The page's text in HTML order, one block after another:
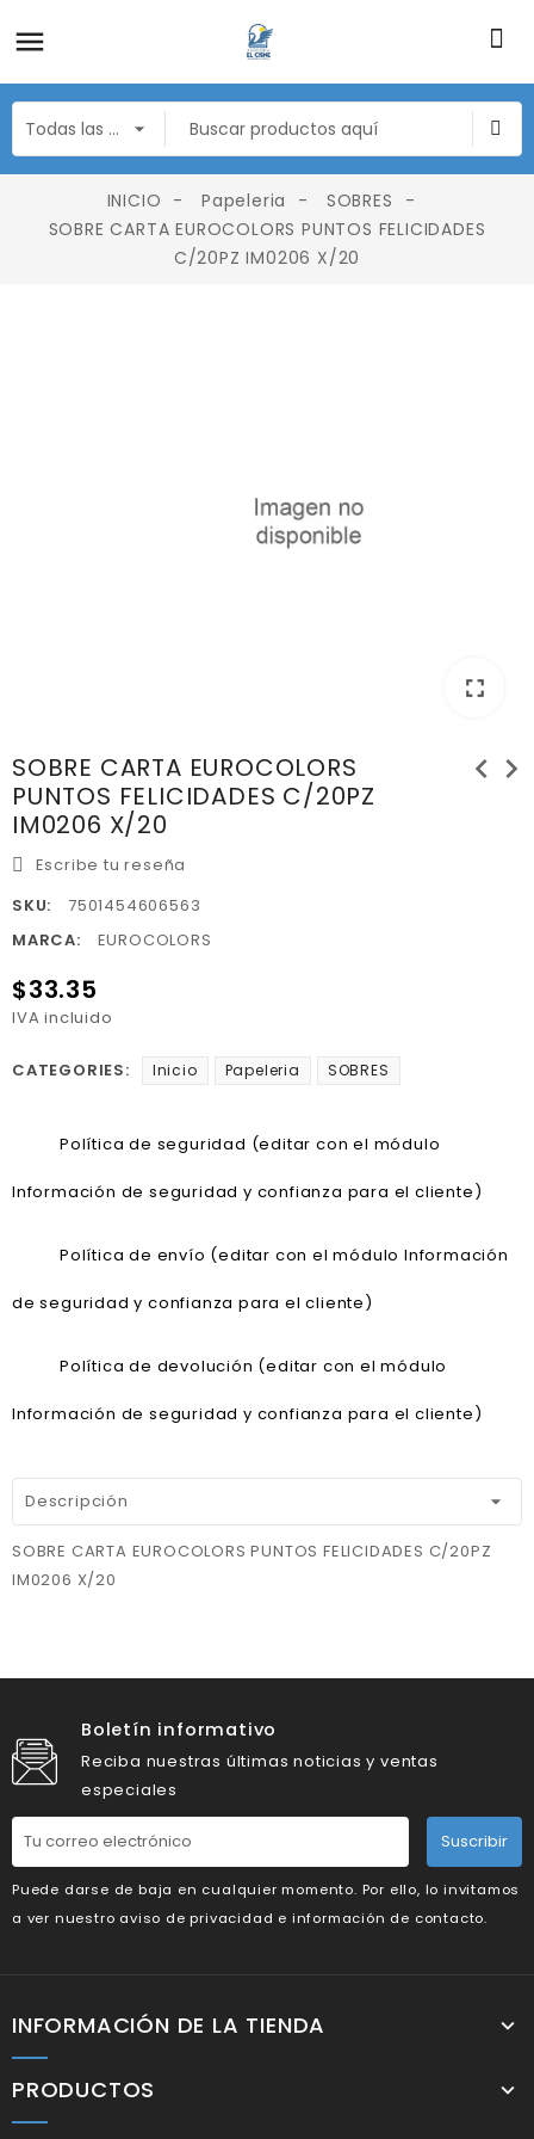
INICIO Papeleria
SOBRES
SOBRE CARTA EUROCOLORS PUNTOS FELICIDADES
C/20PZ IM0206 X/20
fullscreen
SOBRE CARTA EUROCOLORS
PUNTOS FELICIDADES C/20PZ
IM0206 X/20
chevron_left chevron_right
Escribe tu reseña
SKU:
7501454606563
MARCA:
EUROCOLORS
$33.35
IVA incluido
CATEGORIES: Inicio Papeleria SOBRES
Política de seguridad (editar con el módulo
Información de seguridad y confianza para el cliente)
Política de envío (editar con el módulo Información
de seguridad y confianza para el cliente)
Política de devolución (editar con el módulo
Información de seguridad y confianza para el cliente)
Descripción
SOBRE CARTA EUROCOLORS PUNTOS FELICIDADES C/20PZ
IM0206 X/20
Boletín informativo
Reciba nuestras últimas noticias y ventas
especiales
Suscribir
Puede darse de baja en cualquier momento. Por ello, lo invitamos
a ver nuestro aviso de privacidad e información de contacto.
INFORMACIÓN DE LA TIENDA
PRODUCTOS